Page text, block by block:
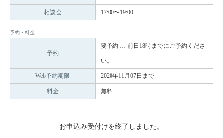
相談会 17:00〜19:00
予約・料金
予約
要予約 … 前日18時までにご予約くださ
い。
Web予約期限 2020年11月07日まで
料金 無料
お申込み受付けを終了しました。